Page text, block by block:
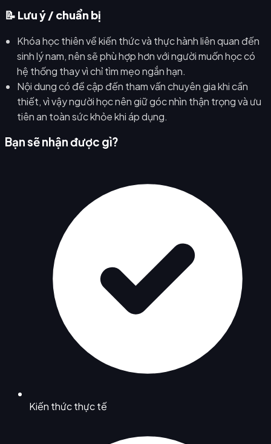
📝 Lưu ý / chuẩn bị
Khóa học thiên về kiến thức và thực hành liên quan đến
sinh lý nam, nên sẽ phù hợp hơn với người muốn học có
hệ thống thay vì chỉ tìm mẹo ngắn hạn.
Nội dung có đề cập đến tham vấn chuyên gia khi cần
thiết, vì vậy người học nên giữ góc nhìn thận trọng và ưu
tiên an toàn sức khỏe khi áp dụng.
Bạn sẽ nhận được gì?
Kiến thức thực tế